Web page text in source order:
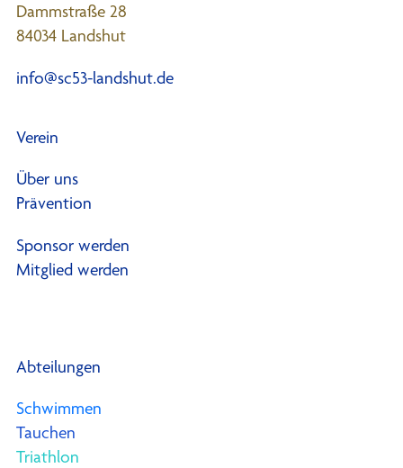
Dammstraße 28
84034 Landshut
info@sc53-landshut.de
Verein
Über uns
Prävention
Sponsor werden
Mitglied werden
Abteilungen
Schwimmen
Tauchen
Triathlon